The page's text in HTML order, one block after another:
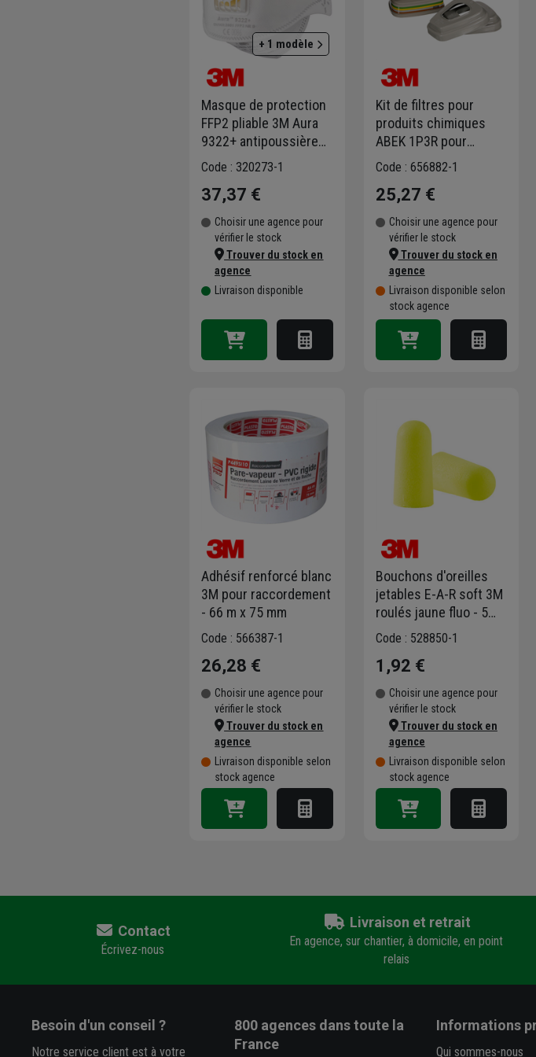
+ 1 modèle
Masque de protection
FFP2 pliable 3M Aura
9322+ antipoussière
de ponçage - avec
soupape - lot de 10
Code : 320273-1
37,37 €
Choisir une agence pour
vérifier le stock
Trouver du stock en
agence
Livraison disponible
Kit de filtres pour
produits chimiques
ABEK 1P3R pour
masque et demi-
masque série 6000
Code : 656882-1
25,27 €
Choisir une agence pour
vérifier le stock
Trouver du stock en
agence
Livraison disponible selon
stock agence
Adhésif renforcé blanc
3M pour raccordement
- 66 m x 75 mm
Code : 566387-1
26,28 €
Choisir une agence pour
vérifier le stock
Trouver du stock en
agence
Livraison disponible selon
stock agence
Bouchons d'oreilles
jetables E-A-R soft 3M
roulés jaune fluo - 5
paires
Code : 528850-1
1,92 €
Choisir une agence pour
vérifier le stock
Trouver du stock en
agence
Livraison disponible selon
stock agence
Contact
Écrivez-nous
Livraison et retrait
En agence, sur chantier, à domicile, en point
relais
Besoin d'un conseil ?
Notre service client est à votre
800 agencesdans toute la
France
Informations
Qui sommes-nous